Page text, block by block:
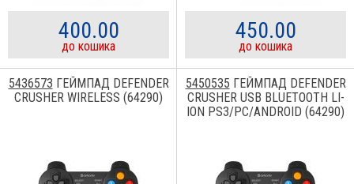
400.00
до кошика
450.00
до кошика
5436573 ГЕЙМПАД DEFENDER
CRUSHER WIRELESS (64290)
5450535 ГЕЙМПАД DEFENDER
CRUSHER USB BLUETOOTH LI-
ION PS3/PC/ANDROID (64290)